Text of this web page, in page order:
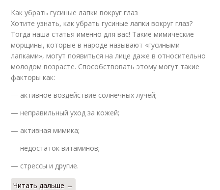
Как убрать гусиные лапки вокруг глаз
Хотите узнать, как убрать гусиные лапки вокруг глаз?
Тогда наша статья именно для вас! Такие мимические
морщины, которые в народе называют «гусиными
лапками», могут появиться на лице даже в относительно
молодом возрасте. Способствовать этому могут такие
факторы как:
— активное воздействие солнечных лучей;
— неправильный уход за кожей;
— активная мимика;
— недостаток витаминов;
— стрессы и другие.
Читать дальше →